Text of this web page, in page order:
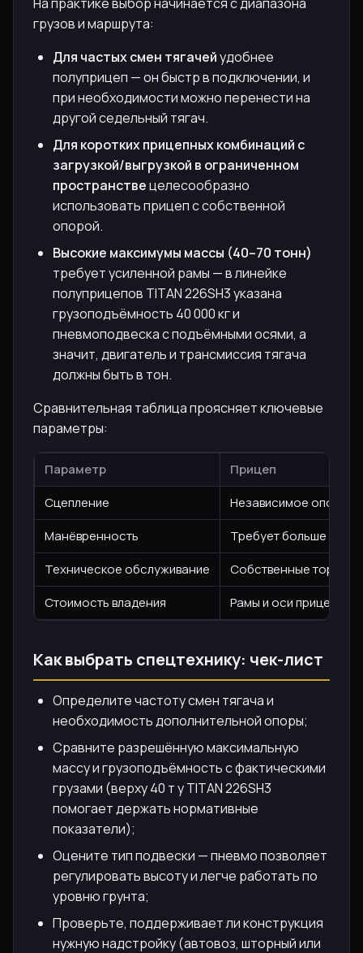
грузов и маршрута:
Для частых смен тягачейудобнее
полуприцеп — он быстр в подключении, и
при необходимости можно перенести на
другой седельный тягач.
Для коротких прицепных комбинаций с
загрузкой/выгрузкой в ограниченном
пространствецелесообразно
использовать прицеп с собственной
опорой.
Высокие максимумы массы (40–70 тонн)
требует усиленной рамы — в линейке
полуприцепов TITAN 226SH3 указана
грузоподъёмность 40 000 кг и
пневмоподвеска с подъёмными осями, а
значит, двигатель и трансмиссия тягача
должны быть в тон.
Сравнительная таблица проясняет ключевые
параметры:
Параметр
Прицеп
Сцепление
Независимое
Манёвренность
Требует больше
Техническое обслуживание
Собственные
Стоимость владения
Рамы и оси прицепа
Как выбрать спецтехнику: чек-лист
Определите частоту смен тягача и
необходимость дополнительной опоры;
Сравните разрешённую максимальную
массу и грузоподъёмность с фактическими
грузами (верху 40 т у TITAN 226SH3
помогает держать нормативные
показатели);
Оцените тип подвески — пневмо позволяет
регулировать высоту и легче работать по
уровню грунта;
Проверьте, поддерживает ли конструкция
нужную надстройку (автовоз, шторный или